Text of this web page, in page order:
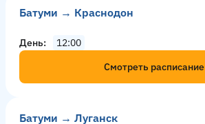
Батуми → Краснодон
День
12:00
Смотреть расписание
Батуми → Луганск